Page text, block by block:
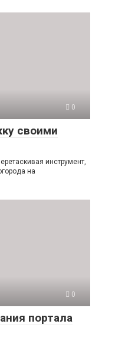
0
своими
инструмент,
на
0
портала